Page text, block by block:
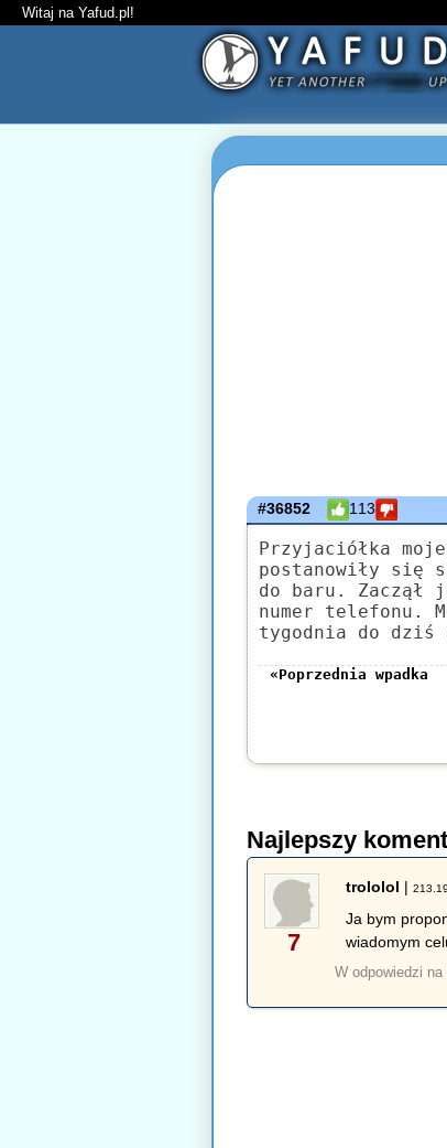
Witaj na Yafud.pl!
#36852 113
Przyjaciółka
postanowiły się
do baru. Zaczął
numer telefonu.
tygodnia do dziś
«Poprzednia wpadka
Najlepszy
7
trololol |
Ja bym
wiadomym
W odpowiedzi